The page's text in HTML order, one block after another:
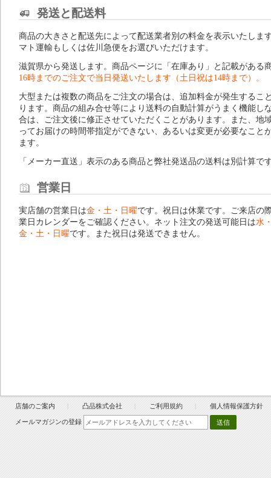
発送と配送料
商品の大きさと配送先によって配送業者別の料金を表示いたしま
マト運輸もしくは佐川急便をお選びいただけます。
滋賀県から発送します。商品ページに「在庫あり」と記載がある
16時までのご注文で当日発送いたします（土日祝は14時まで）。
大型または複数の商品をご注文の場合は、追加料金が発生するこ
ります。商品の組み合せ等により送料の自動計算がうまく機能し
合は、ご注文後に修正させていただくことがあります。また、地
ってお届けの時間帯指定ができない、あるいは変更が必要なこと
ます。
「メーカー直送」表示のある商品と弊社発送品の送料は別計算で
営業日
実店舗の営業日は金・土・日曜です。祝日は休業です。ご来店の
業日カレンダーをご確認ください。ネット注文の発送可能日は水
金・土・日曜です。また祝日は発送できません。
店舗のご案内 凸品株式会社 ご利用規約 個人情報保護方針
メールマガジンの登録 送信